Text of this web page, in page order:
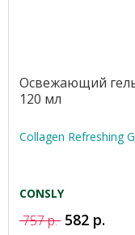
Освежающий
120 мл
Collagen Refreshing
CONSLY
757 р. 582 р.